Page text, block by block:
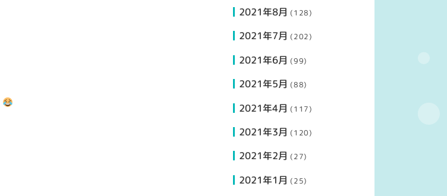
2021年8月 (128)
2021年7月 (202)
2021年6月 (99)
2021年5月 (88)
2021年4月 (117)
2021年3月 (120)
2021年2月 (27)
2021年1月 (25)